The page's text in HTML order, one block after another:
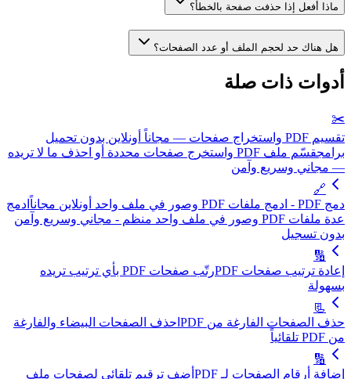
ماذا أفعل إذا حذفت صفحة بالخطأ؟
هل هناك حد لحجم الملف أو عدد الصفحات؟
أدوات ذات صلة
✂️
تقسيم PDF واستخراج صفحات — مجاناً أونلاين بدون تحميل
برامج
قسّم ملف PDF واستخرج صفحات محددة أو احذف ما لا تريده
— مجاني وسريع وآمن
🔗
دمج PDF - ادمج ملفات PDF وصور في ملف واحد أونلاين مجاناً
ادمج
عدة ملفات PDF وصور في ملف واحد منظم - مجاني وسريع وآمن
بدون تسجيل
🔢
إعادة ترتيب صفحات PDF
رتّب صفحات PDF بأي ترتيب تريده
بسهولة
📃
حذف الصفحات الفارغة من PDF
احذف الصفحات البيضاء والفارغة
من PDF تلقائياً
🔢
إضافة أرقام الصفحات لـ PDF
أضف ترقيم تلقائي لصفحات ملف